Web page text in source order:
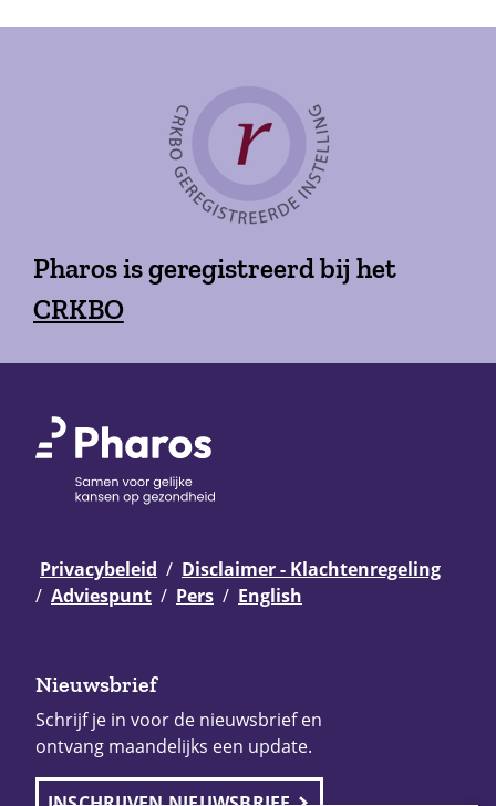
Pharos is geregistreerd bij het
CRKBO
Privacybeleid
Disclaimer - Klachtenregeling
Adviespunt
Pers English
Nieuwsbrief
Schrijf je in voor de nieuwsbrief en
ontvang maandelijks een update.